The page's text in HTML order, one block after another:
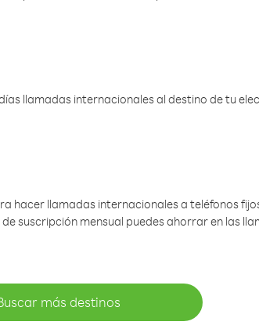
llamadas internacionales al destino de tu
hacer llamadas internacionales a teléfonos
suscripción mensual puedes ahorrar en las
más destinos